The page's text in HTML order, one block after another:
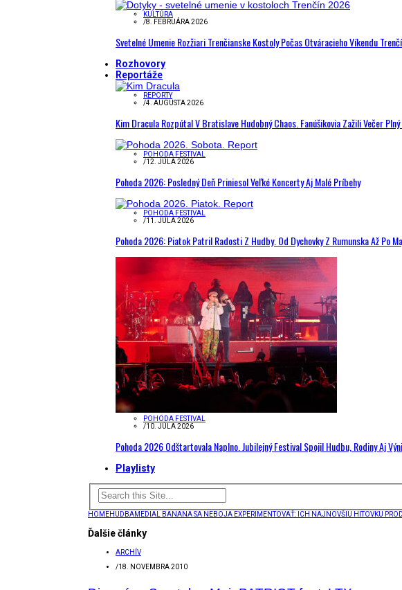
KULTÚRA
/8. FEBRUÁRA 2026
Svetelné Umenie Rozžiari Trenčianske Kostoly Počas Otváracieho Víkendu
Rozhovory
Reportáže
REPORTY
/4. AUGUSTA 2026
Kim Dracula Rozpútal V Bratislave Hudobný Chaos. Fanúšikovia Zažili Večer
POHODA FESTIVAL
/12. JÚLA 2026
Pohoda 2026: Posledný Deň Priniesol Veľké Koncerty Aj Malé Príbehy
POHODA FESTIVAL
/11. JÚLA 2026
Pohoda 2026: Piatok Patril Radosti Z Hudby. Od Dychovky Z Rumunska Až Po
POHODA FESTIVAL
/10. JÚLA 2026
Pohoda 2026 Odštartovala Naplno. Jubilejný Festival Spojil Hudbu, Rodiny Aj
Playlisty
HOMEHUDBAMEDIAL BANANA SA NEBOJA EXPERIMENTOVAŤ: ICH NAJNOVŠIU HITOVKU
Ďalšie články
ARCHÍV
/18. NOVEMBRA 2010